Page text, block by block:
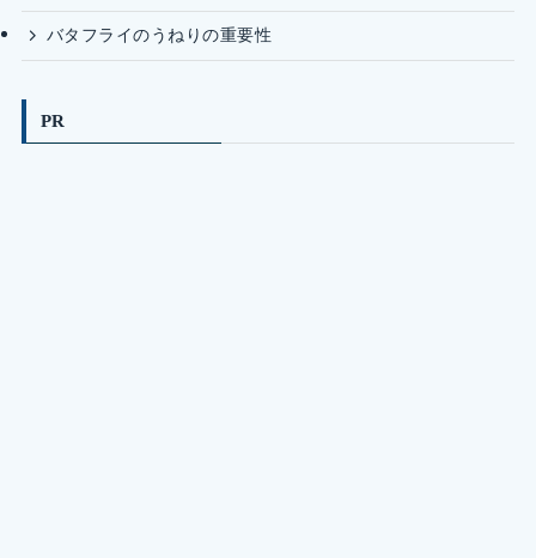
バタフライのうねりの重要性
PR